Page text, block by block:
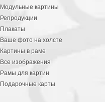
Модульные картины
Репродукции
Плакаты
Ваше фото на холсте
Картины в раме
Все изображения
Рамы для картин
Подарочные карты